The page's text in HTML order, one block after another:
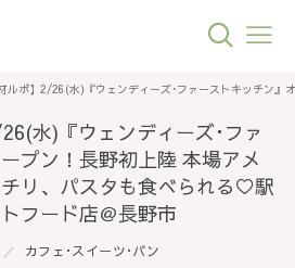
材ルポ】2/26(水)『ウェンディーズ･ファーストキッチン
水)『ウェンディーズ･ファ
プン！長野初上陸 本場アメ
リ、パスタも食べられる♡駅
フード店＠長野市
カフェ･スイーツ･パン